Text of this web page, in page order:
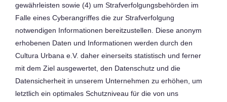
gewährleisten sowie (4) um Strafverfolgungsbehörden im
Falle eines Cyberangriffes die zur Strafverfolgung
notwendigen Informationen bereitzustellen. Diese anonym
erhobenen Daten und Informationen werden durch den
Cultura Urbana e.V. daher einerseits statistisch und ferner
mit dem Ziel ausgewertet, den Datenschutz und die
Datensicherheit in unserem Unternehmen zu erhöhen, um
letztlich ein optimales Schutzniveau für die von uns